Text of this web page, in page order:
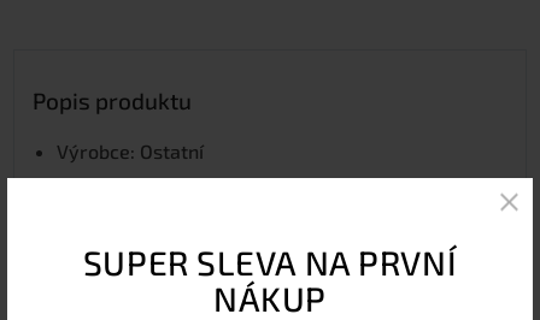
SUPER SLEVA NA PRVNÍ
NÁKUP
Popis produktu
Výrobce: Ostatní
0,0 Průměrné hodnocení0,0 od 0zákazníků